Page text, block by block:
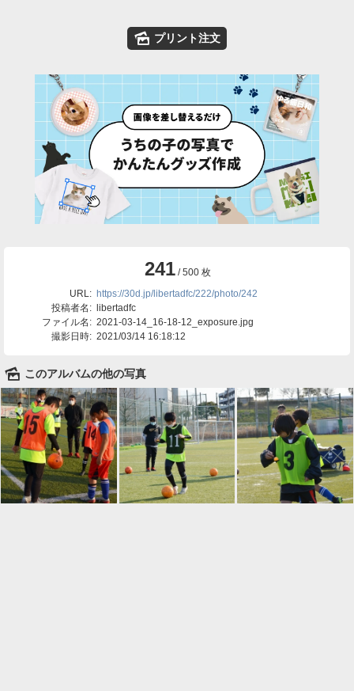
🌄 プリント注文
241/ 500 枚
URL: https://30d.jp/libertadfc/222/photo/242
投稿者名: libertadfc
ファイル名: 2021-03-14_16-18-12_exposure.jpg
撮影日時: 2021/03/14 16:18:12
🌄 このアルバムの他の写真